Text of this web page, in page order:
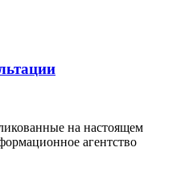
на настоящем
агентство